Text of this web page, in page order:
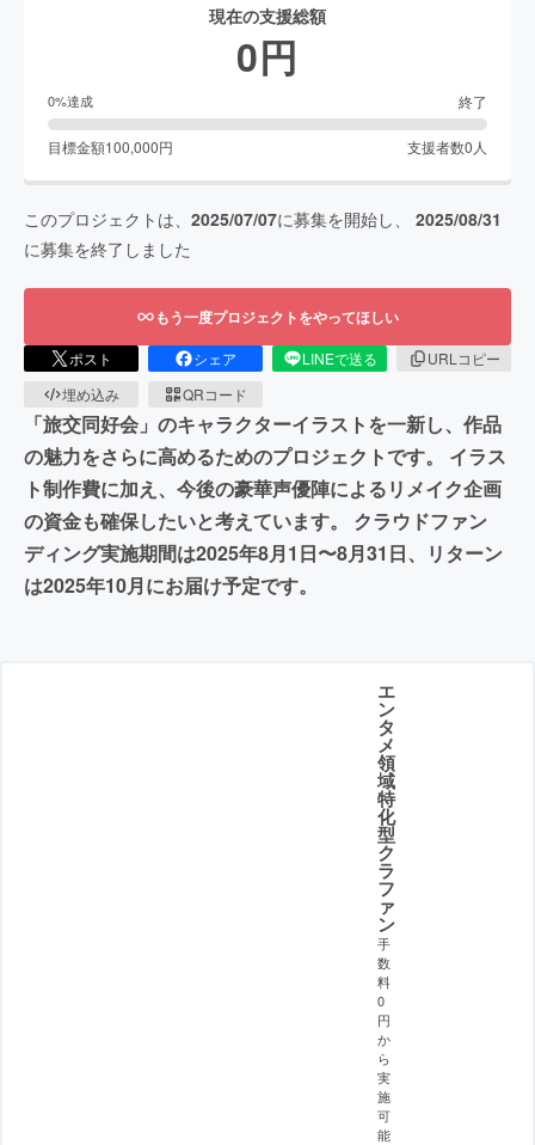
現在の支援総額
0円
0%達成 終了
目標金額100,000円 支援者数0 人
このプロジェクトは、 2025/07/07に募集を開始し、 2025/08/31
に募集を終了しました
もう一度プロジェクトをやってほしい
ポスト シェア LINEで送る
URLコピー
埋め込み
QRコード
「旅交同好会」のキャラクターイラストを一新し、作品
の魅力をさらに高めるためのプロジェクトです。 イラス
ト制作費に加え、今後の豪華声優陣によるリメイク企画
の資金も確保したいと考えています。 クラウドファン
ディング実施期間は2025年8月1日〜8月31日、リターン
は2025年10月にお届け予定です。
エ
ン
タ
メ
領
域
特
化
型
ク
ラ
フ
ァ
ン
手
数
料
0
円
か
ら
実
施
可
能